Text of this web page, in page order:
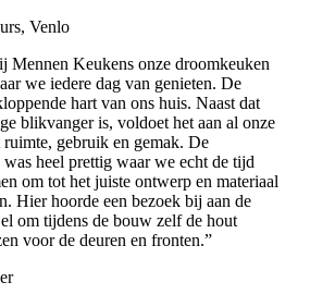
Venlo
Mennen Keukens onze droomkeuken
we iedere dag van genieten. De
hart van ons huis. Naast dat
blikvanger is, voldoet het aan al onze
ruimte, gebruik en gemak. De
heel prettig waar we echt de tijd
om tot het juiste ontwerp en materiaal
Hier hoorde een bezoek bij aan de
om tijdens de bouw zelf de hout
voor de deuren en fronten.”